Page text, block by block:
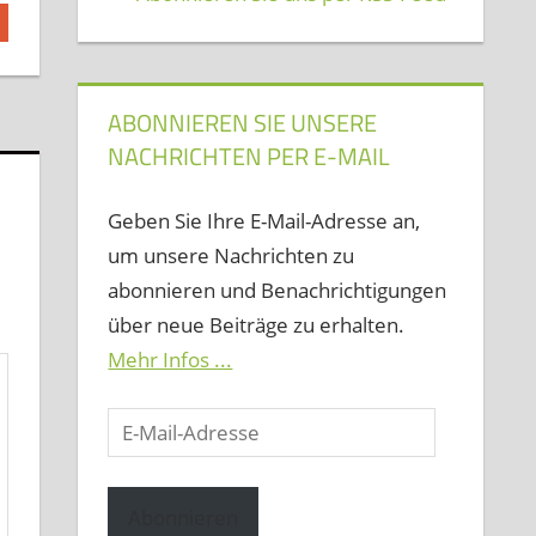
ABONNIEREN SIE UNSERE
NACHRICHTEN PER E-MAIL
Geben Sie Ihre E-Mail-Adresse an,
um unsere Nachrichten zu
abonnieren und Benachrichtigungen
über neue Beiträge zu erhalten.
Mehr Infos ...
E-
Mail-
Adresse